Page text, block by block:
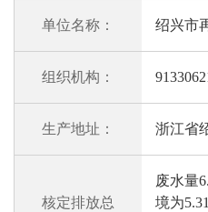
单位名称： 绍兴市
组织机构：
生产地址： 浙江省
核定排放总
废水量
境为